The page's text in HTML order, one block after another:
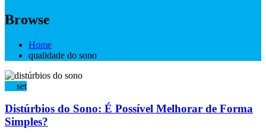
Browse
Home
qualidade do sono
set
Distúrbios do Sono: É Possível Melhorar de Forma
Simples?